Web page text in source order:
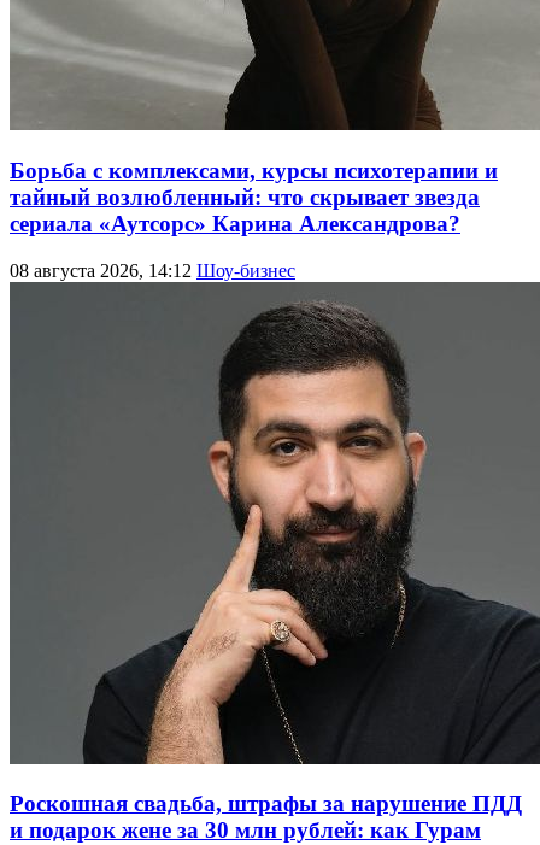
Борьба с комплексами, курсы психотерапии и
тайный возлюбленный: что скрывает звезда
сериала «Аутсорс» Карина Александрова?
08 августа 2026, 14:12 Шоу-бизнес
Роскошная свадьба, штрафы за нарушение ПДД
и подарок жене за 30 млн рублей: как Гурам